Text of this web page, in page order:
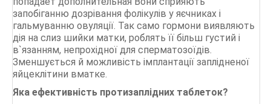
запобіганню дозрівання фолікулів у яєчниках і
гальмуванню овуляції. Так само гормони виявляють
дія на слиз шийки матки, роблять її більш густий і
в`язанням, непрохідної для сперматозоїдів.
Зменшується й можливість імплантації заплідненої
яйцеклітини вматке.
Яка ефективність протизаплідних таблеток?